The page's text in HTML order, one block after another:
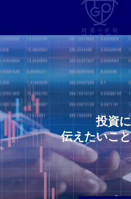
投資に
伝え たいこと